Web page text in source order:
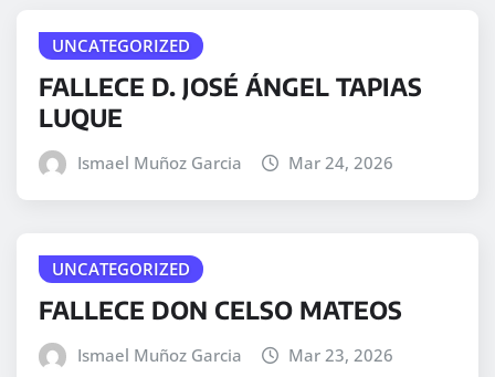
UNCATEGORIZED
FALLECE D. JOSÉ ÁNGEL TAPIAS
LUQUE
Ismael Muñoz Garcia Mar 24, 2026
UNCATEGORIZED
FALLECE DON CELSO MATEOS
Ismael Muñoz Garcia Mar 23, 2026